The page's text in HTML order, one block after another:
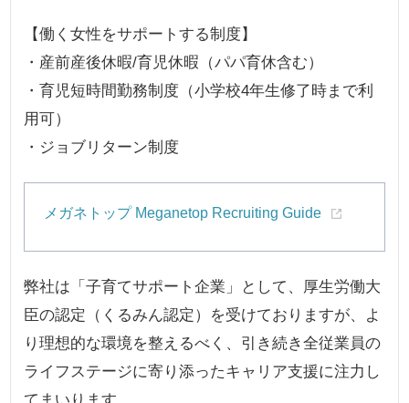
【働く女性をサポートする制度】
・産前産後休暇/育児休暇（パパ育休含む）
・育児短時間勤務制度（小学校4年生修了時まで利
用可）
・ジョブリターン制度
メガネトップ Meganetop Recruiting Guide
弊社は「子育てサポート企業」として、厚生労働大
臣の認定（くるみん認定）を受けておりますが、よ
り理想的な環境を整えるべく、引き続き全従業員の
ライフステージに寄り添ったキャリア支援に注力し